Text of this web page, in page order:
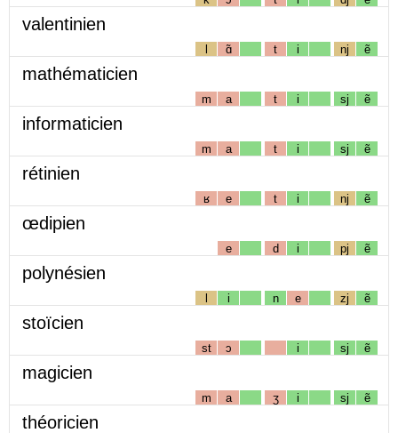
valentinien
l ɑ̃ t i nj ẽ
mathématicien
m a t i sj ẽ
informaticien
m a t i sj ẽ
rétinien
ʁ e t i nj ẽ
œdipien
e d i pj ẽ
polynésien
l i n e zj ẽ
stoïcien
st ɔ i sj ẽ
magicien
m a ʒ i sj ẽ
théoricien